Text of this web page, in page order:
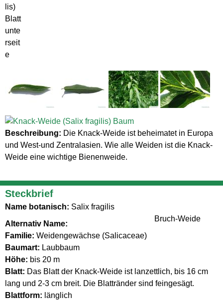
lis)
Blatt
unte
rseit
e
Beschreibung: Die Knack-Weide ist beheimatet in Europa
und West-und Zentralasien. Wie alle Weiden ist die Knack-
Weide eine wichtige Bienenweide.
Steckbrief
Name botanisch: Salix fragilis
Alternativ Name:
Bruch-Weide
Familie: Weidengewächse (Salicaceae)
Baumart: Laubbaum
Höhe: bis 20 m
Blatt: Das Blatt der Knack-Weide ist lanzettlich, bis 16 cm
lang und 2-3 cm breit. Die Blattränder sind feingesägt.
Blattform: länglich